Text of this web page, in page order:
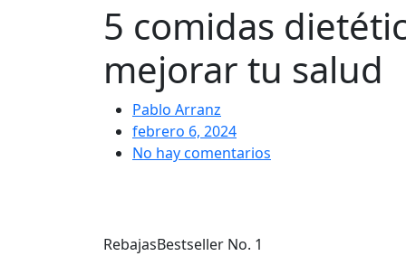
5 comidas
mejorar tu salud
Pablo Arranz
febrero 6, 2024
No hay comentarios
RebajasBestseller No. 1